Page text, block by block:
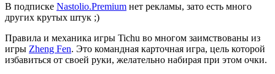
В подписке Nastolio.Premium нет рекламы, зато есть много
других крутых штук ;)
Правила и механика игры Tichu во многом заимствованы из
игры Zheng Fen. Это командная карточная игра, цель которой
избавиться от своей руки, желательно набирая при этом очки.